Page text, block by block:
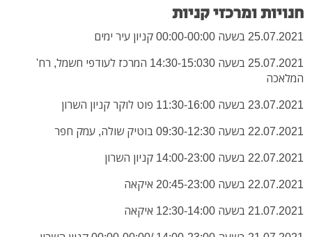
חנויות ומרכזי קניות
25.07.2021 בשעה 00:00-00:00 קניון עיר ימים
25.07.2021 בשעה 14:30-15:030 המרכז לעודפי חשמל, רח'
המלאכה
23.07.2021 בשעה 11:30-16:00 פוט לוקר קניון השרון
22.07.2021 בשעה 09:30-12:30 בוטיק שולה, עמק חפר
22.07.2021 בשעה 14:00-23:00 קניון השרון
22.07.2021 בשעה 20:45-23:00
איקאה
21.07.2021 בשעה 12:30-14:00 איקאה